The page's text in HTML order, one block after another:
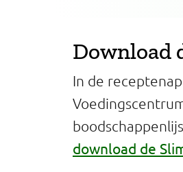
Download
In de
download de